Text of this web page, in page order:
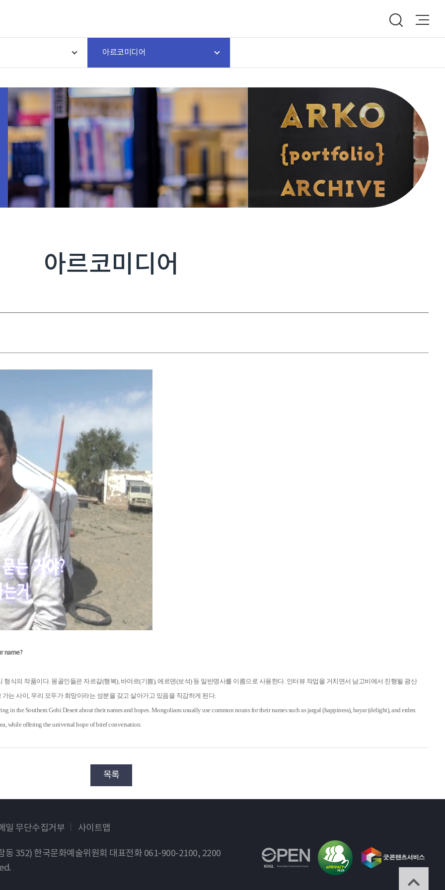
아르코미디어
아르코미디어
name?
식의 작품이다. 몽골인들은 자르갈(행복), 바야르(기쁨), 에르덴(보석) 등 일반명사를 이름으로 사용한다. 인터뷰 작업을 거치면서 남고비에서 진행될 광산
는 사이, 우리 모두가 희망이라는 성분을 갖고 살아가고 있음을 직감하게 된다.
the Southern Gobi Desert about their names and hopes. Mongolians usually use common nouns for their names such as jargal (happiness), bayar (delight), and erden
while offering the universal hope of brief conversation.
목록
일 무단수집거부 사이트맵
352) 한국문화예술위원회 대표전화 061-900-2100, 2200